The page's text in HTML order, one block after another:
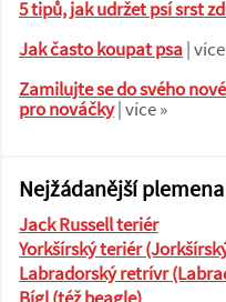
5 tipů, jak udržet psí srst
Jak často koupat psa|
Zamilujte se do svého
pro nováčky| více »
Nejžádanější
Jack Russell teriér
Yorkšírský teriér
Labradorský retrívr